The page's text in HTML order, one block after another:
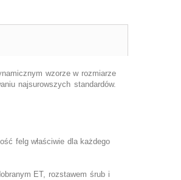
wzorze w rozmiarze
najsurowszych standardów.
felg właściwie dla każdego
ET, rozstawem śrub i